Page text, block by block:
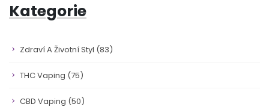
Kategorie
Zdraví A Životní Styl (83)
THC Vaping (75)
CBD Vaping (50)